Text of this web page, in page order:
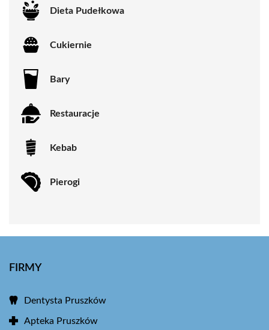
Dieta Pudełkowa
Cukiernie
Bary
Restauracje
Kebab
Pierogi
FIRMY
Dentysta Pruszków
Apteka Pruszków